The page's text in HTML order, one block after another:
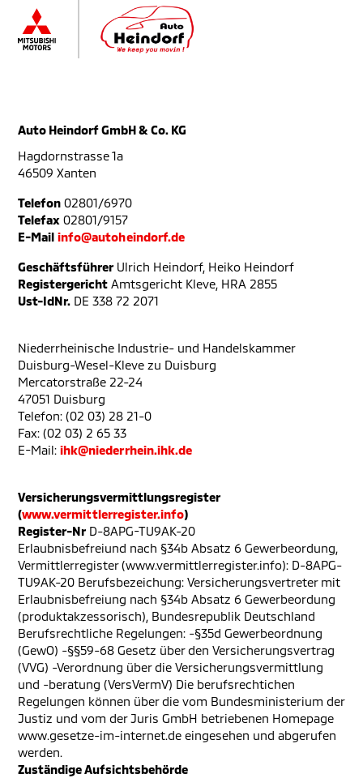
Auto Heindorf GmbH & Co. KG
Hagdornstrasse 1a
46509 Xanten
Telefon 02801/6970
Telefax 02801/9157
E-Mail info@autoheindorf.de
Geschäftsführer Ulrich Heindorf, Heiko Heindorf
Registergericht Amtsgericht Kleve, HRA 2855
Ust-IdNr. DE 338 72 2071
Niederrheinische Industrie- und Handelskammer
Duisburg-Wesel-Kleve zu Duisburg
Mercatorstraße 22-24
47051 Duisburg
Telefon: (02 03) 28 21-0
Fax: (02 03) 2 65 33
E-Mail: ihk@niederrhein.ihk.de
Versicherungsvermittlungsregister
(www.vermittlerregister.info)
Register-Nr D-8APG-TU9AK-20
Erlaubnisbefreiund nach §34b Absatz 6 Gewerbeordung,
Vermittlerregister (www.vermittlerregister.info): D-8APG-
TU9AK-20 Berufsbezeichung: Versicherungsvertreter mit
Erlaubnisbefreiung nach §34b Absatz 6 Gewerbeordung
(produktakzessorisch), Bundesrepublik Deutschland
Berufsrechtliche Regelungen: -§35d Gewerbeordnung
(GewO) -§§59-68 Gesetz über den Versicherungsvertrag
(VVG) -Verordnung über die Versicherungsvermittlung
und -beratung (VersVermV) Die berufsrechtichen
Regelungen können über die vom Bundesministerium der
Justiz und vom der Juris GmbH betriebenen Homepage
www.gesetze-im-internet.de eingesehen und abgerufen
werden.
Zuständige Aufsichtsbehörde